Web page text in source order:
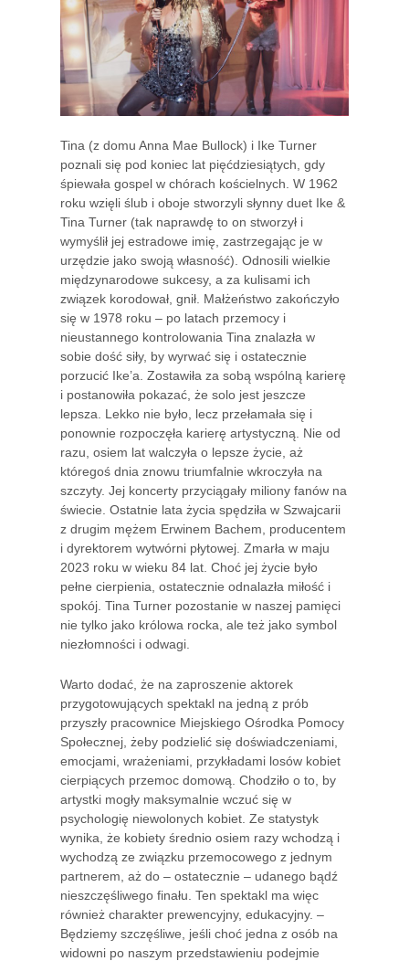
Tina (z domu Anna Mae Bullock) i Ike Turner
poznali się pod koniec lat pięćdziesiątych, gdy
śpiewała gospel w chórach kościelnych. W 1962
roku wzięli ślub i oboje stworzyli słynny duet Ike &
Tina Turner (tak naprawdę to on stworzył i
wymyślił jej estradowe imię, zastrzegając je w
urzędzie jako swoją własność). Odnosili wielkie
międzynarodowe sukcesy, a za kulisami ich
związek korodował, gnił. Małżeństwo zakończyło
się w 1978 roku – po latach przemocy i
nieustannego kontrolowania Tina znalazła w
sobie dość siły, by wyrwać się i ostatecznie
porzucić Ike’a. Zostawiła za sobą wspólną karierę
i postanowiła pokazać, że solo jest jeszcze
lepsza. Lekko nie było, lecz przełamała się i
ponownie rozpoczęła karierę artystyczną. Nie od
razu, osiem lat walczyła o lepsze życie, aż
któregoś dnia znowu triumfalnie wkroczyła na
szczyty. Jej koncerty przyciągały miliony fanów na
świecie. Ostatnie lata życia spędziła w Szwajcarii
z drugim mężem Erwinem Bachem, producentem
i dyrektorem wytwórni płytowej. Zmarła w maju
2023 roku w wieku 84 lat. Choć jej życie było
pełne cierpienia, ostatecznie odnalazła miłość i
spokój. Tina Turner pozostanie w naszej pamięci
nie tylko jako królowa rocka, ale też jako symbol
niezłomności i odwagi.
Warto dodać, że na zaproszenie aktorek
przygotowujących spektakl na jedną z prób
przyszły pracownice Miejskiego Ośrodka Pomocy
Społecznej, żeby podzielić się doświadczeniami,
emocjami, wrażeniami, przykładami losów kobiet
cierpiących przemoc domową. Chodziło o to, by
artystki mogły maksymalnie wczuć się w
psychologię niewolonych kobiet. Ze statystyk
wynika, że kobiety średnio osiem razy wchodzą i
wychodzą ze związku przemocowego z jednym
partnerem, aż do – ostatecznie – udanego bądź
nieszczęśliwego finału. Ten spektakl ma więc
również charakter prewencyjny, edukacyjny. –
Będziemy szczęśliwe, jeśli choć jedna z osób na
widowni po naszym przedstawieniu podejmie